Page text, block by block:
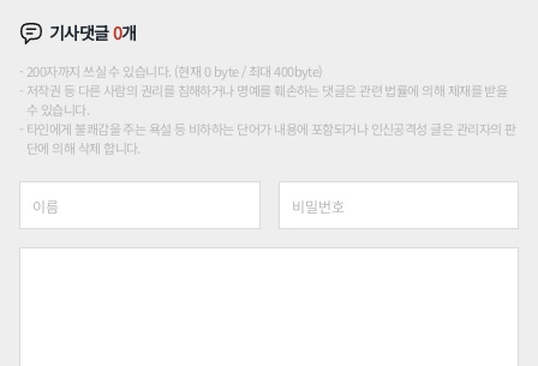
기사댓글0개
200자까지 쓰실 수 있습니다. (현재 0 byte / 최대 400byte)
저작권 등 다른 사람의 권리를 침해하거나 명예를 훼손하는 댓글은 관련 법률에 의해 제재를 받을
수 있습니다.
타인에게 불쾌감을 주는 욕설 등 비하하는 단어가 내용에 포함되거나 인신공격성 글은 관리자의 판
단에 의해 삭제 합니다.